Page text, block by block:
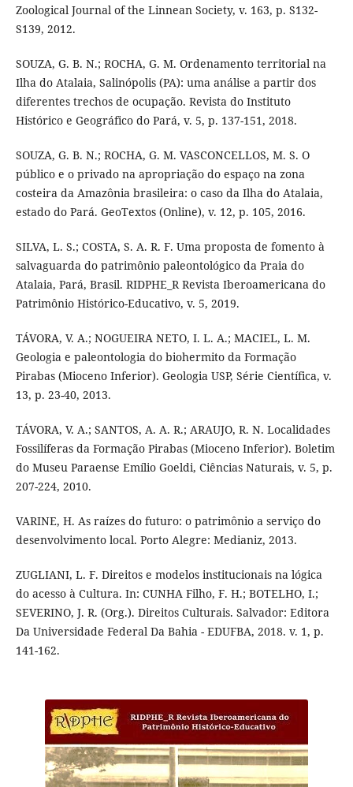
Zoological Journal of the Linnean Society, v. 163, p. S132-
S139, 2012.
SOUZA, G. B. N.; ROCHA, G. M. Ordenamento territorial na
Ilha do Atalaia, Salinópolis (PA): uma análise a partir dos
diferentes trechos de ocupação. Revista do Instituto
Histórico e Geográfico do Pará, v. 5, p. 137-151, 2018.
SOUZA, G. B. N.; ROCHA, G. M. VASCONCELLOS, M. S. O
público e o privado na apropriação do espaço na zona
costeira da Amazônia brasileira: o caso da Ilha do Atalaia,
estado do Pará. GeoTextos (Online), v. 12, p. 105, 2016.
SILVA, L. S.; COSTA, S. A. R. F. Uma proposta de fomento à
salvaguarda do patrimônio paleontológico da Praia do
Atalaia, Pará, Brasil. RIDPHE_R Revista Iberoamericana do
Patrimônio Histórico-Educativo, v. 5, 2019.
TÁVORA, V. A.; NOGUEIRA NETO, I. L. A.; MACIEL, L. M.
Geologia e paleontologia do biohermito da Formação
Pirabas (Mioceno Inferior). Geologia USP, Série Científica, v.
13, p. 23-40, 2013.
TÁVORA, V. A.; SANTOS, A. A. R.; ARAUJO, R. N. Localidades
Fossilíferas da Formação Pirabas (Mioceno Inferior). Boletim
do Museu Paraense Emílio Goeldi, Ciências Naturais, v. 5, p.
207-224, 2010.
VARINE, H. As raízes do futuro: o patrimônio a serviço do
desenvolvimento local. Porto Alegre: Medianiz, 2013.
ZUGLIANI, L. F. Direitos e modelos institucionais na lógica
do acesso à Cultura. In: CUNHA Filho, F. H.; BOTELHO, I.;
SEVERINO, J. R. (Org.). Direitos Culturais. Salvador: Editora
Da Universidade Federal Da Bahia - EDUFBA, 2018. v. 1, p.
141-162.